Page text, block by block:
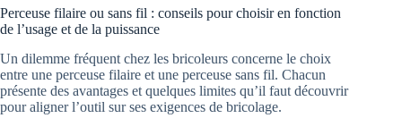
Perceuse filaire ou sans fil : conseils pour choisir en fonction
de l’usage et de la puissance
Un dilemme fréquent chez les bricoleurs concerne le choix
entre une perceuse filaire et une perceuse sans fil. Chacun
présente des avantages et quelques limites qu’il faut découvrir
pour aligner l’outil sur ses exigences de bricolage.